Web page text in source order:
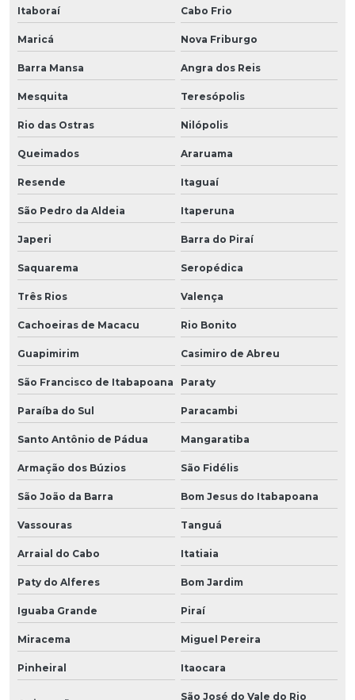
Itaboraí Cabo Frio
Maricá Nova Friburgo
Barra Mansa Angra dos Reis
Mesquita Teresópolis
Rio das Ostras Nilópolis
Queimados Araruama
Resende Itaguaí
São Pedro da Aldeia Itaperuna
Japeri Barra do Piraí
Saquarema Seropédica
Três Rios Valença
Cachoeiras de Macacu Rio Bonito
Guapimirim Casimiro de Abreu
São Francisco de Itabapoana Paraty
Paraíba do Sul Paracambi
Santo Antônio de Pádua Mangaratiba
Armação dos Búzios São Fidélis
São João da Barra Bom Jesus do Itabapoana
Vassouras Tanguá
Arraial do Cabo Itatiaia
Paty do Alferes Bom Jardim
Iguaba Grande Piraí
Miracema Miguel Pereira
Pinheiral Itaocara
São José do Vale do Rio